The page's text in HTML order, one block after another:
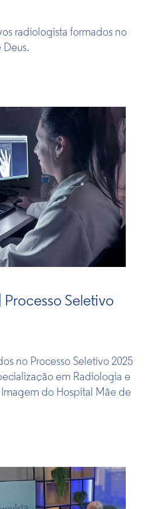
radiologista formados no
Deus.
Seletivo
no Processo Seletivo 2025
em Radiologia e
do Hospital Mãe de